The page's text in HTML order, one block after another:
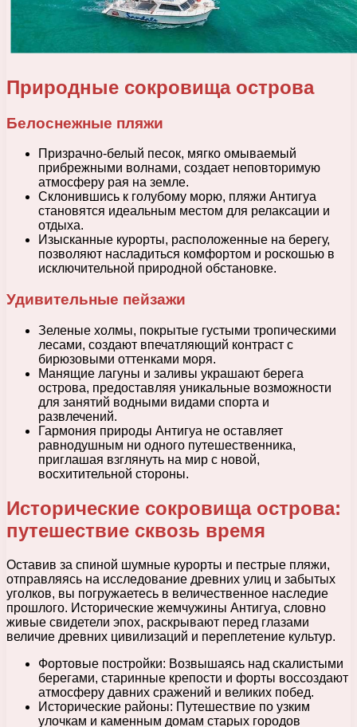
Природные сокровища острова
Белоснежные пляжи
Призрачно-белый песок, мягко омываемый
прибрежными волнами, создает неповторимую
атмосферу рая на земле.
Склонившись к голубому морю, пляжи Антигуа
становятся идеальным местом для релаксации и
отдыха.
Изысканные курорты, расположенные на берегу,
позволяют насладиться комфортом и роскошью в
исключительной природной обстановке.
Удивительные пейзажи
Зеленые холмы, покрытые густыми тропическими
лесами, создают впечатляющий контраст с
бирюзовыми оттенками моря.
Манящие лагуны и заливы украшают берега
острова, предоставляя уникальные возможности
для занятий водными видами спорта и
развлечений.
Гармония природы Антигуа не оставляет
равнодушным ни одного путешественника,
приглашая взглянуть на мир с новой,
восхитительной стороны.
Исторические сокровища острова:
путешествие сквозь время
Оставив за спиной шумные курорты и пестрые пляжи,
отправляясь на исследование древних улиц и забытых
уголков, вы погружаетесь в величественное наследие
прошлого. Исторические жемчужины Антигуа, словно
живые свидетели эпох, раскрывают перед глазами
величие древних цивилизаций и переплетение культур.
Фортовые постройки: Возвышаясь над скалистыми
берегами, старинные крепости и форты воссоздают
атмосферу давних сражений и великих побед.
Исторические районы: Путешествие по узким
улочкам и каменным домам старых городов